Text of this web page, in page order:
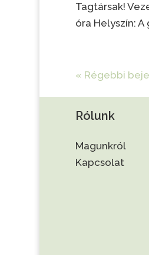
Tagtársak!
óra Helyszín:
« Régebbi
Rólunk
Magunkról
Kapcsolat